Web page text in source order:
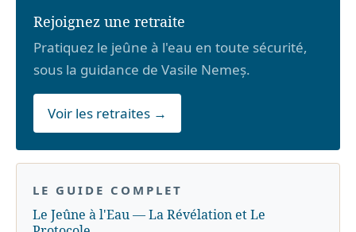
Rejoignez une retraite
Pratiquez le jeûne à l'eau en toute sécurité,
sous la guidance de Vasile Nemeș.
Voir les retraites →
LE GUIDE COMPLET
Le Jeûne à l'Eau — La Révélation et Le